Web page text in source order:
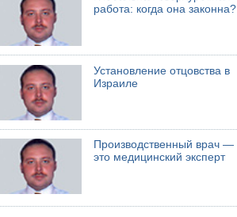
06.08.2026 13:07
Возле Кирьят-Арбы пожар на местности
06.08.2026 12:06
не будут давить на Израиль в вопросе
Ливана
06.08.2026 11:41
Трое подростков ограбили сексшоп в Холоне
работа: когда она законна?
Установление отцовства в
Израиле
Производственный врач —
это медицинский эксперт